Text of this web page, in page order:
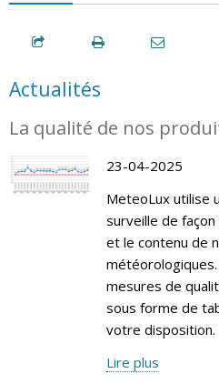
Actualités
La qualité de nos
23-04-2025
MeteoLux utilise
surveille de façon
et le contenu de
mesures de
sous forme de
votre disposition.
Lire plus